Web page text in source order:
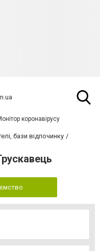
коронавірусу
бази відпочинку